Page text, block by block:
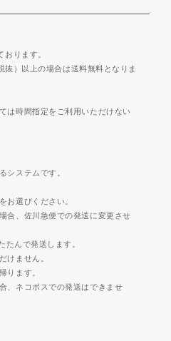
ります。
）以上の場合は送料無料となりま
は時間指定をご利用いただけない
システムです。
お選びください。
合、佐川急便での発送に変更させ
たんで発送します。
けません。
ります。
、ネコポスでの発送はできませ